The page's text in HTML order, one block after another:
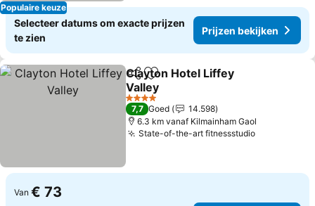
Populaire keuze
Selecteer datums om exacte prijzen
te zien
Prijzen bekijken
DelenToevoegen aan favorieten
Clayton Hotel Liffey
Valley
Prijzen bekijken
4 Sterren
7,7 Goed
14.598
6.3 km vanaf Kilmainham Gaol
State-of-the-art fitnessstudioPrijzen
Van € 73